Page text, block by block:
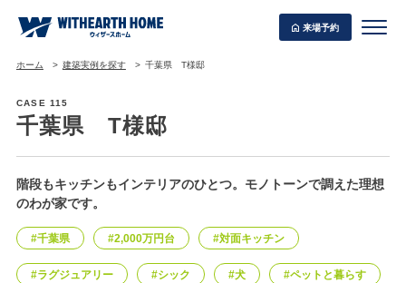
来場予約
WITHEARTH HOME の BEST PLAN
ホーム 建築実例を探す 千葉県 T様邸
CASE 115
千葉県 T様邸
階段もキッチンもインテリアのひとつ。モノトーンで調えた理想
のわが家です。
#千葉県 #2,000万円台 #対面キッチン
#ラグジュアリー #シック #犬 #ペットと暮らす